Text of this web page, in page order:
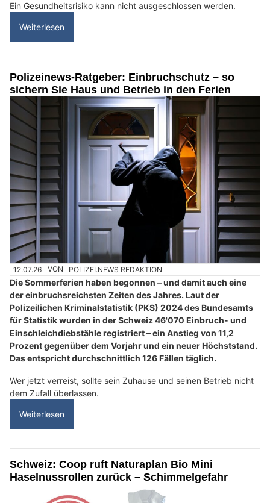
Ein Gesundheitsrisiko kann nicht ausgeschlossen werden.
Weiterlesen
Polizeinews-Ratgeber: Einbruchschutz – so
sichern Sie Haus und Betrieb in den Ferien
12.07.26 VON POLIZEI.NEWS REDAKTION
Die Sommerferien haben begonnen – und damit auch eine
der einbruchsreichsten Zeiten des Jahres. Laut der
Polizeilichen Kriminalstatistik (PKS) 2024 des Bundesamts
für Statistik wurden in der Schweiz 46'070 Einbruch- und
Einschleichdiebstähle registriert – ein Anstieg von 11,2
Prozent gegenüber dem Vorjahr und ein neuer Höchststand.
Das entspricht durchschnittlich 126 Fällen täglich.
Wer jetzt verreist, sollte sein Zuhause und seinen Betrieb nicht
dem Zufall überlassen.
Weiterlesen
Schweiz: Coop ruft Naturaplan Bio Mini
Haselnussrollen zurück – Schimmelgefahr